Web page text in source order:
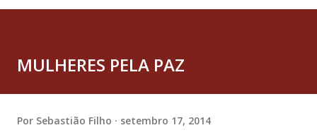
MULHERES PELA PAZ
Por Sebastião Filho setembro 17, 2014